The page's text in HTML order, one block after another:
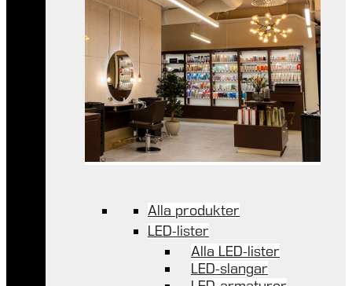
Alla produkter
LED-lister
Alla LED-lister
LED-slangar